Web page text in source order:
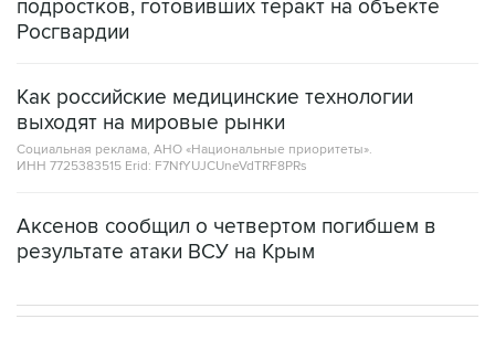
Как российские медицинские технологии
Социальная реклама, АНО «Национальные приоритеты».
ИНН 7725383515 Erid: F7NfYUJCUneVdTRF8PRs